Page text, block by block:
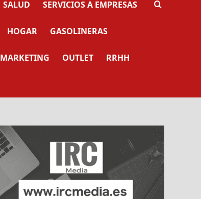
SALUD SERVICIOS A EMPRESAS
HOGAR GASOLINERAS
MARKETING OUTLET RRHH